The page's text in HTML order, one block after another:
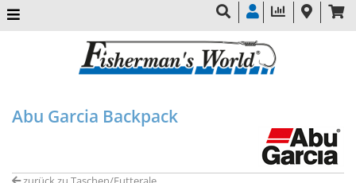
Abu Garcia Backpack